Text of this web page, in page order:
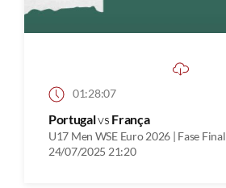
01:28:07
Portugalvs França
U17 Men WSE Euro 2026 | Fase
24/07/2025 21:20